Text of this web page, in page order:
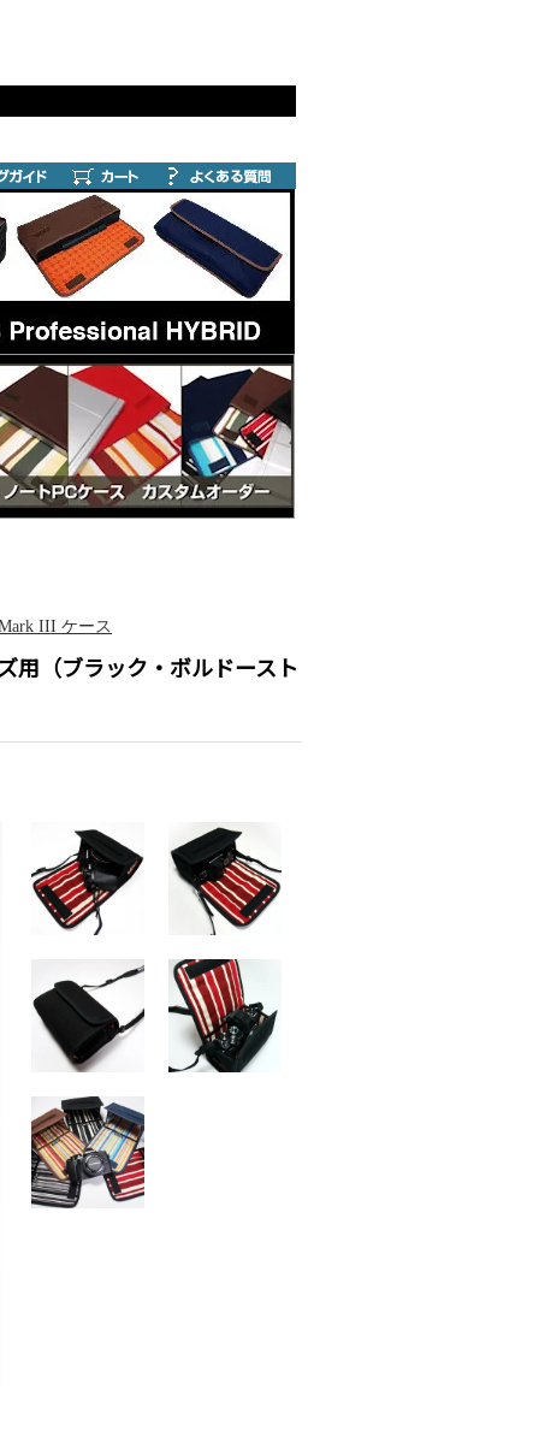
III ケース
用（ブラック・ボルドースト